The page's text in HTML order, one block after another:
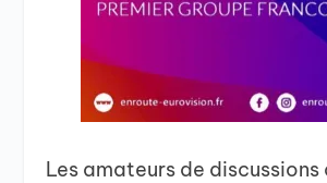
Les amateurs de